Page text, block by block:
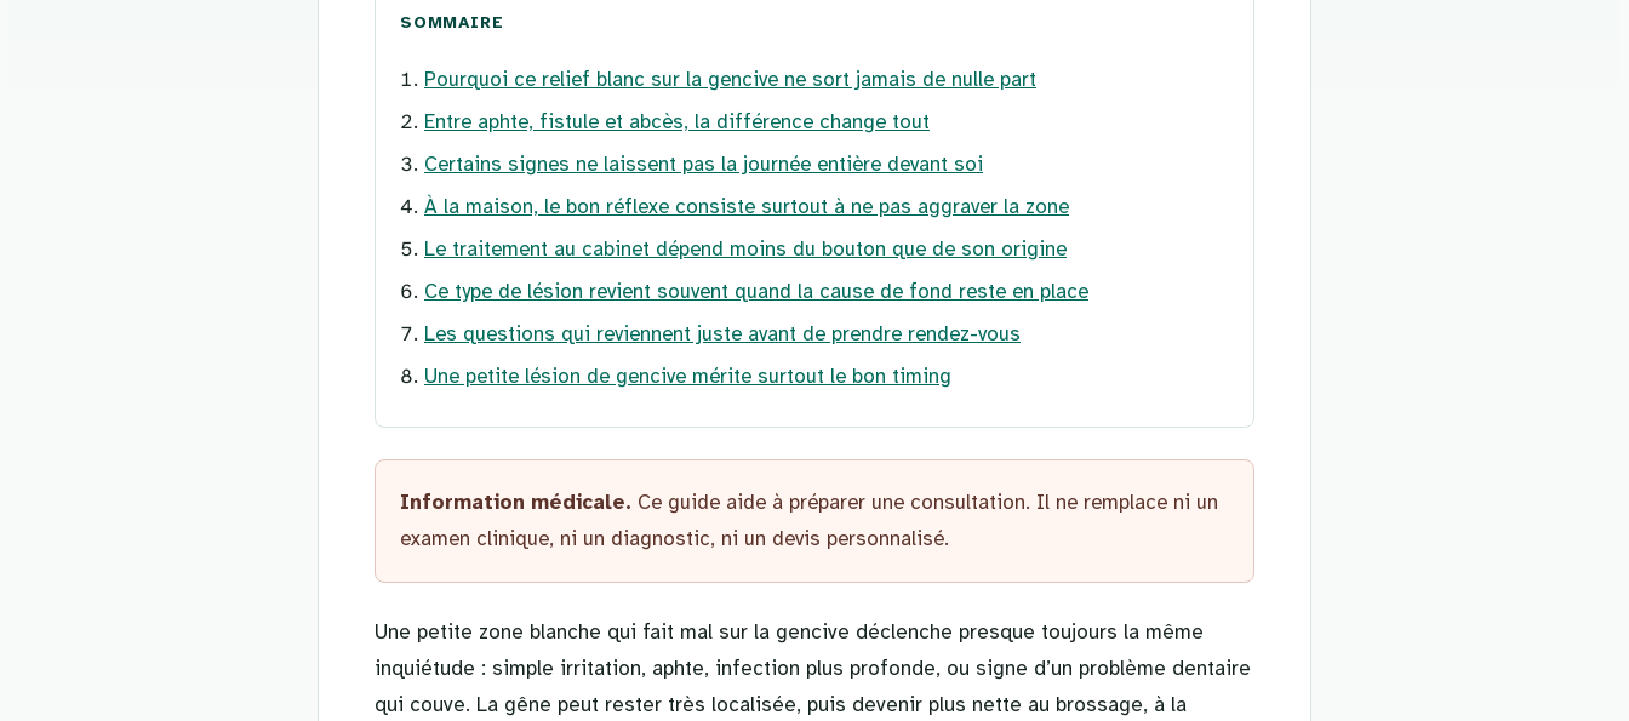
SOMMAIRE
Pourquoi ce relief blanc sur la gencive ne sort jamais de nulle part
Entre aphte, fistule et abcès, la différence change tout
Certains signes ne laissent pas la journée entière devant soi
À la maison, le bon réflexe consiste surtout à ne pas aggraver la zone
Le traitement au cabinet dépend moins du bouton que de son origine
Ce type de lésion revient souvent quand la cause de fond reste en place
Les questions qui reviennent juste avant de prendre rendez-vous
Une petite lésion de gencive mérite surtout le bon timing
Information médicale. Ce guide aide à préparer une consultation. Il ne remplace ni un
examen clinique, ni un diagnostic, ni un devis personnalisé.
Une petite zone blanche qui fait mal sur la gencive déclenche presque toujours la même
inquiétude : simple irritation, aphte, infection plus profonde, ou signe d’un problème dentaire
qui couve. La gêne peut rester très localisée, puis devenir plus nette au brossage, à la